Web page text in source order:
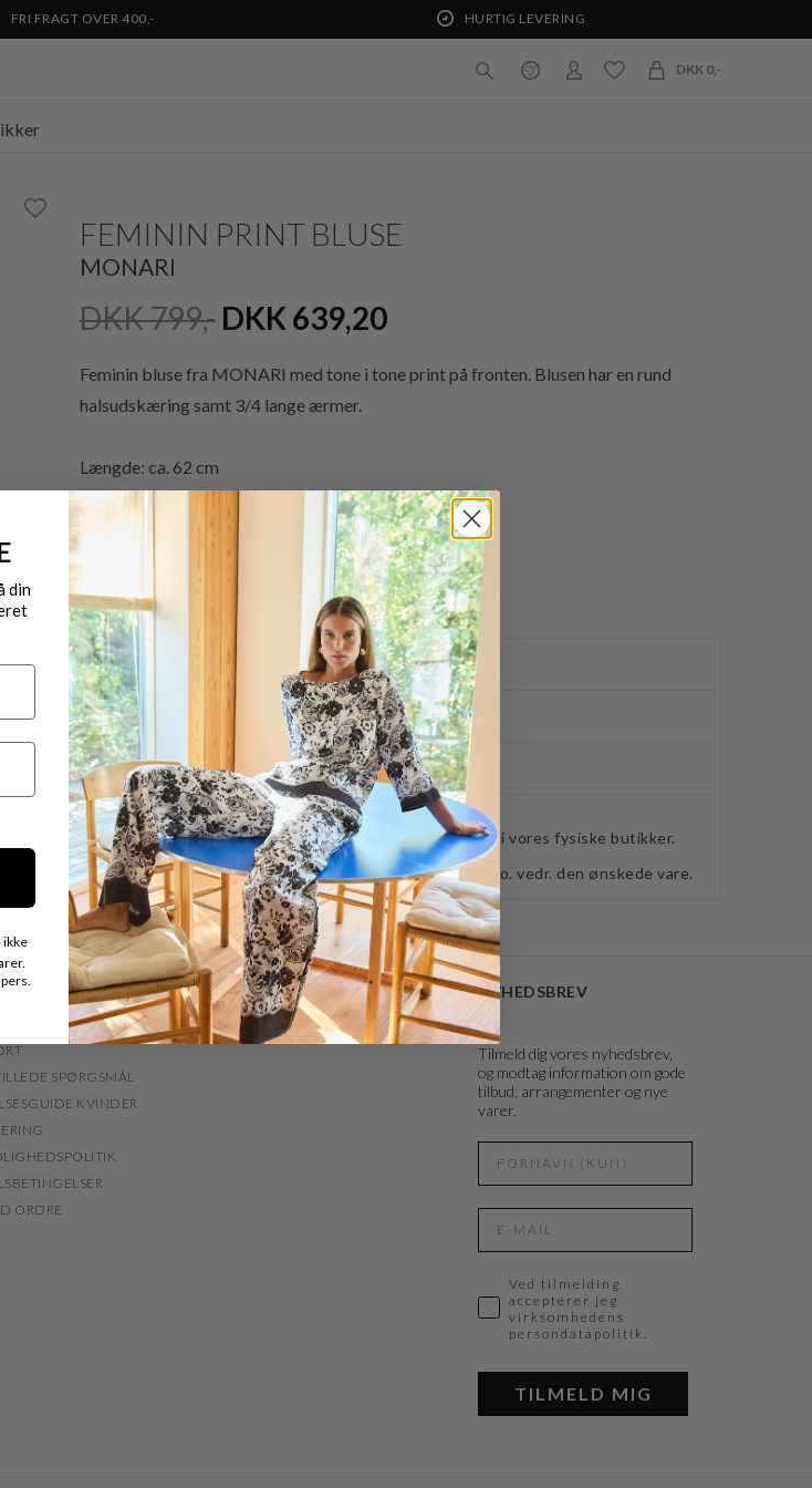
FRI FRAGT OVER 400,- HURTIG LEVERING
DKK 0,-
FEMININ PRINT BLUSE
MONARI
DKK 799,- DKK 639,20
Feminin bluse fra MONARI med tone i tone print på fronten. Blusen har en rund
halsudskæring samt 3/4 lange ærmer.
Længde: ca. 62 cm
Farve: 999 SORT
Kvalitet: 50% Bomuld, 50% Modal
VARENR.: 807242
Gratis fragt til pakkeshop ved køb over 400,-
Byt/Returnér i vores butikker
Levering 1-3 dage
OBS.
Ikke alle vores varer på webshoppen, befinder sig i vores fysiske butikker.
Kontakt din nærmeste forretning for ydeligere info. vedr. den ønskede vare.
AT VIDE
SPØRGSMÅL
KVINDER
ORDRE
NYHEDSBREV
Tilmeld dig vores nyhedsbrev,
og modtag information om gode
tilbud, arrangementer og nye
varer.
Ved tilmelding
accepterer jeg
virksomhedens
persondatapolitik.
TILMELD MIG
din
ikke